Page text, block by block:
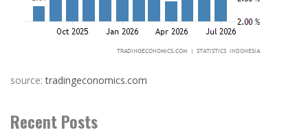
source:tradingeconomics.com
Recent Posts